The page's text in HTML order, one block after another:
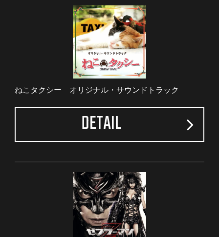
ねこタクシー オリジナル・サウンドトラック
DETAIL